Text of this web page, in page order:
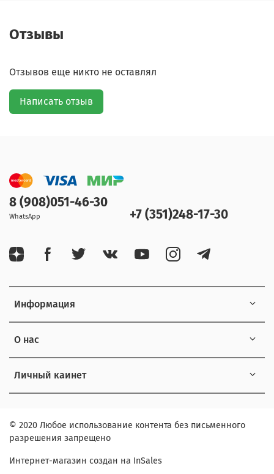
Отзывы
Отзывов еще никто не оставлял
Написать отзыв
Информация
О нас
Личный каинет
8 (908)051-46-30
WhatsApp +7 (351)248-17-30
© 2020 Любое использование контента без письменного
разрешения запрещено
Интернет-магазин создан на InSales